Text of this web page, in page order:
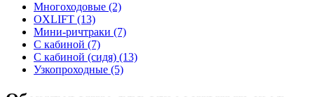
Многоходовые (2)
OXLIFT (13)
Мини-ричтраки (7)
С кабиной (7)
С кабиной (сидя) (13)
Узкопроходные (5)